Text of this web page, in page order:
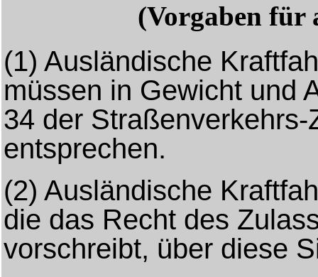
(Vorgaben für
(1) Ausländische
müssen in Gewicht und
34 der
entsprechen.
(2) Ausländische
die das Recht des
vorschreibt, über diese